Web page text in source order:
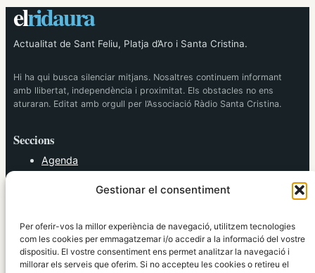
Gestionar el consentiment
Per oferir-vos la millor experiència de navegació, utilitzem tecnologies
com les cookies per emmagatzemar i/o accedir a la informació del vostre
dispositiu. El vostre consentiment ens permet analitzar la navegació i
millorar els serveis que oferim. Si no accepteu les cookies o retireu el
elridaura
Actualitat de Sant Feliu, Platja d’Aro i Santa Cristina.
Hi ha qui busca silenciar mitjans. Nosaltres continuem informant
amb llibertat, independència i proximitat. Els obstacles no ens
aturaran. Editat amb orgull per l’Associació Ràdio Santa Cristina.
Seccions
Agenda
Política
Societat
Tendències